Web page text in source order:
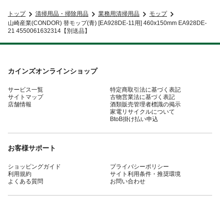
トップ 清掃用品・掃除用品 業務用清掃用品
モップ
山崎産業(CONDOR) 替モップ(青) [EA928DE-11用] 460x150mm EA928DE-
21 4550061632314【別送品】
カインズオンラインショップ
サービス一覧
サイトマップ
店舗情報
特定商取引法に基づく表記
古物営業法に基づく表記
酒類販売管理者標識の掲示
家電リサイクルについて
BtoB掛け払い申込
お客様サポート
ショッピングガイド
利用規約
よくある質問
プライバシーポリシー
サイト利用条件・推奨環境
お問い合わせ